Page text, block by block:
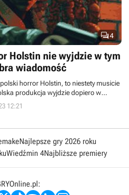
4
Holstin nie wyjdzie w tym
wiadomość
horror Holstin, to niestety musicie
produkcja wyjdzie dopiero w
12:21
Najlepsze gry 2026 roku
Wiedźmin 4Najbliższe premiery